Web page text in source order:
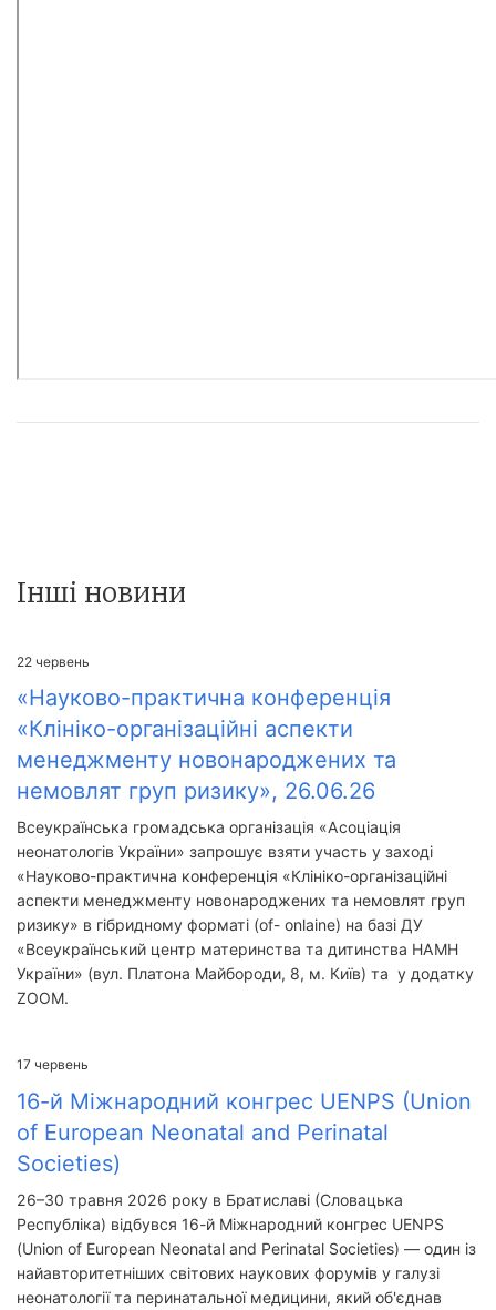
Інші новини
22 червень
«Науково-практична конференція
«Клініко-організаційні аспекти
менеджменту новонароджених та
немовлят груп ризику», 26.06.26
Всеукраїнська громадська організація «Асоціація
неонатологів України» запрошує взяти участь у заході
«Науково-практична конференція «Клініко-організаційні
аспекти менеджменту новонароджених та немовлят груп
ризику» в гібридному форматі (of- onlaine) на базі ДУ
«Всеукраїнський центр материнства та дитинства НАМН
України» (вул. Платона Майбороди, 8, м. Київ) та у додатку
ZOOM.
17 червень
16-й Міжнародний конгрес UENPS (Union
of European Neonatal and Perinatal
Societies)
26–30 травня 2026 року в Братиславі (Словацька
Республіка) відбувся 16-й Міжнародний конгрес UENPS
(Union of European Neonatal and Perinatal Societies) — один із
найавторитетніших світових наукових форумів у галузі
неонатології та перинатальної медицини, який об'єднав